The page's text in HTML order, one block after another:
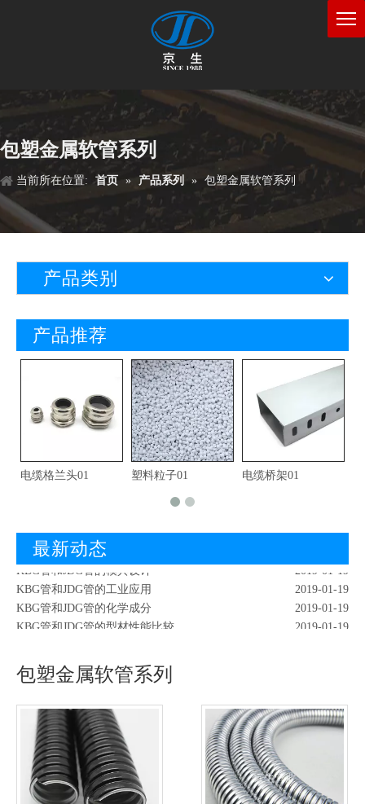
包塑金属软管系列
当前所在位置: 首页 » 产品系列 » 包塑金属软管系列
产品类别
产品推荐
电缆格兰头01 塑料粒子01 电缆桥架01
最新动态
KBG管和JDG管的爆破试验
KBG管和JDG管的模具设计
2019-01-19
KBG管和JDG管的工业应用
2019-01-19
KBG管和JDG管的化学成分
2019-01-19
KBG管和JDG管的型材性能比较
2019-01-19
KBG管和JDG管的实用意义
红外检測KBG管
2019-02-18
KBG管和JDG管的爆破试验
2019-01-19
KBG管和JDG管的模具设计
包塑金属软管系列